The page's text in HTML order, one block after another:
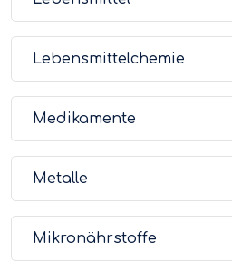
Lebensmittelchemie
Medikamente
Metalle
Mikronährstoffe